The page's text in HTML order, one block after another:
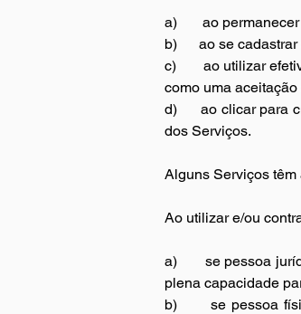
a) ao
b) ao se
c) ao utilizar
como uma
d) ao clicar para
dos Serviços.
Alguns Serviços
Ao utilizar e/ou
a) se pessoa
plena capacidade
b) se pessoa